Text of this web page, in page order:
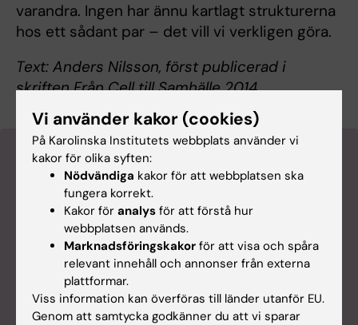
varandra. Ingen har ännu kartlagt strukturerna
hos ett sådant par – det vill vi verkligen göra.
Text: Anders Nilsson, först publicerad i
skriften Från Cell till Samhälle 2014.
Tips på mer läsning
Vi använder kakor (cookies)
På Karolinska Institutets webbplats använder vi
kakor för olika syften:
Nödvändiga kakor för att webbplatsen ska
fungera korrekt.
Kakor för analys för att förstå hur
webbplatsen används.
Marknadsföringskakor för att visa och spåra
relevant innehåll och annonser från externa
plattformar.
Viss information kan överföras till länder utanför EU.
Genom att samtycka godkänner du att vi sparar